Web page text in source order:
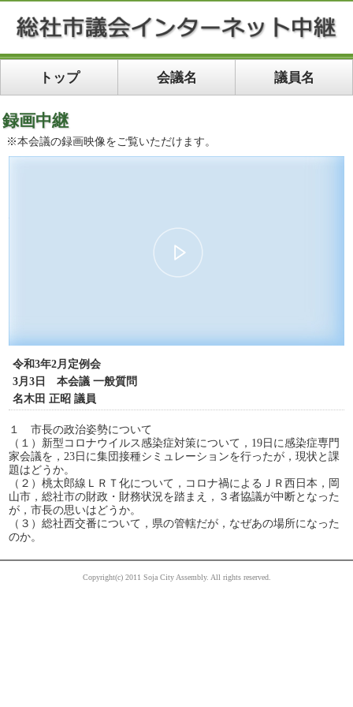
トップ 会議名 議員名
録画中継
※本会議の録画映像をご覧いただけます。
令和3年2月定例会
3月3日 本会議 一般質問
名木田 正昭 議員
１ 市長の政治姿勢について
（１）新型コロナウイルス感染症対策について，19日に感染症専門
家会議を，23日に集団接種シミュレーションを行ったが，現状と課
題はどうか。
（２）桃太郎線ＬＲＴ化について，コロナ禍によるＪＲ西日本，岡
山市，総社市の財政・財務状況を踏まえ，３者協議が中断となった
が，市長の思いはどうか。
（３）総社西交番について，県の管轄だが，なぜあの場所になった
のか。
Copyright(c) 2011 Soja City Assembly. All rights reserved.